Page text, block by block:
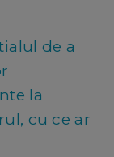
de a
la
cu ce ar